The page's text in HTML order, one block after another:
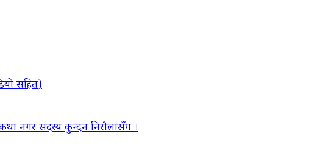
सहित)
नगर सदस्य कुन्दन निरौलासँग ।